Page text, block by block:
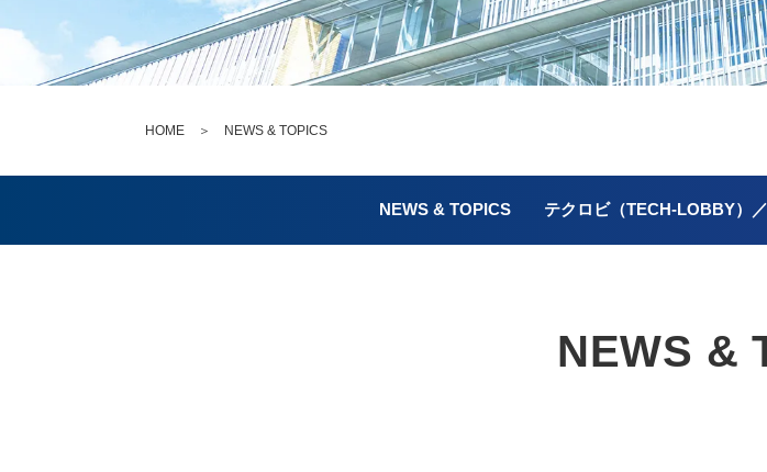
HOME ＞ NEWS & TOPICS
NEWS & TOPICS テクロビ（TECH-LOBBY）
NEWS &